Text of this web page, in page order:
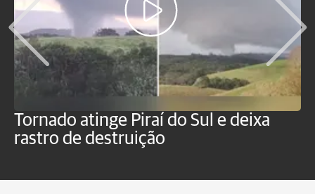
Tornado atinge Piraí do Sul e deixa
rastro de destruição